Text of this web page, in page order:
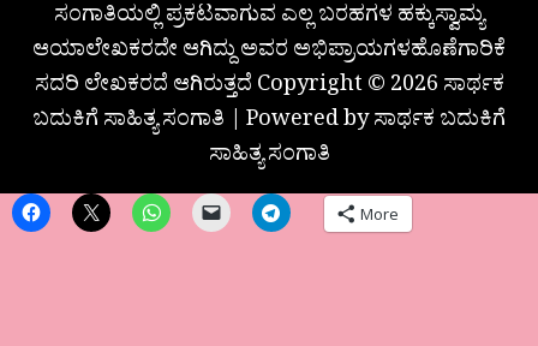
ಸಂಗಾತಿಯಲ್ಲಿ ಪ್ರಕಟವಾಗುವ ಎಲ್ಲ ಬರಹಗಳ ಹಕ್ಕುಸ್ವಾಮ್ಯ
ಆಯಾಲೇಖಕರದೇ ಆಗಿದ್ದು ಅವರ ಅಭಿಪ್ರಾಯಗಳಹೊಣೆಗಾರಿಕೆ
ಸದರಿ ಲೇಖಕರದೆ ಆಗಿರುತ್ತದೆ Copyright © 2026 ಸಾರ್ಥಕ
ಬದುಕಿಗೆ ಸಾಹಿತ್ಯ ಸಂಗಾತಿ | Powered by ಸಾರ್ಥಕ ಬದುಕಿಗೆ
ಸಾಹಿತ್ಯ ಸಂಗಾತಿ
More